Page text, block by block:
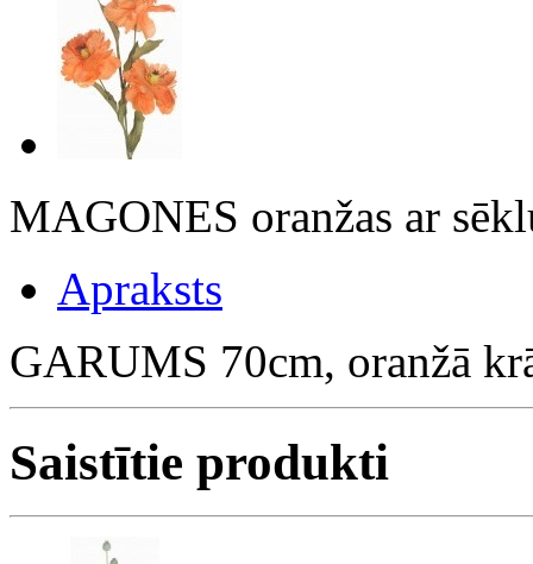
MAGONES oranžas ar
Apraksts
GARUMS 70cm, oranžā
Saistītie produkti